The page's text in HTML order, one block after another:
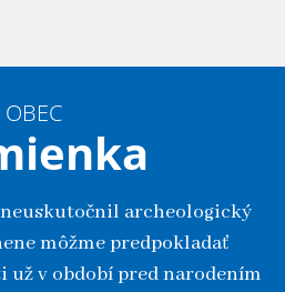
OBEC
archeologický
môžme predpokladať
v období pred narodením